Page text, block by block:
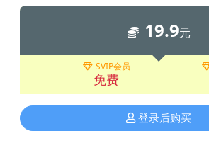
19.9元
SVIP会员
免费
登录后购买